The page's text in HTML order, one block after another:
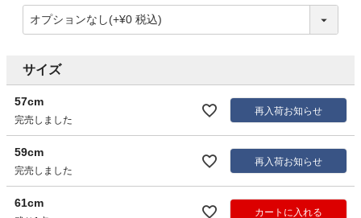
サイズ
57cm
完売しました
再入荷お知らせ
59cm
完売しました
再入荷お知らせ
61cm
カートに入れる